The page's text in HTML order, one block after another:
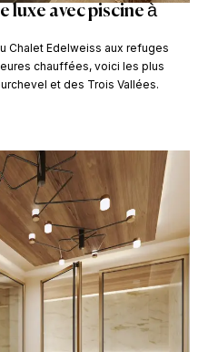
luxe avec piscine à
Chalet Edelweiss aux refuges
chauffées, voici les plus
et des Trois Vallées.